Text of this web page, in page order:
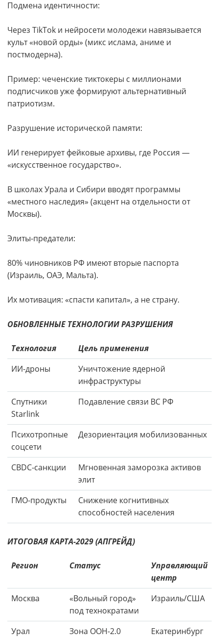
Подмена идентичности:
Через TikTok и нейросети молодежи навязывается
культ «новой орды» (микс ислама, аниме и
постмодерна).
Пример: чеченские тиктокеры с миллионами
подписчиков уже формируют альтернативный
патриотизм.
Разрушение исторической памяти:
ИИ генерирует фейковые архивы, где Россия —
«искусственное государство».
В школах Урала и Сибири вводят программы
«местного наследия» (акцент на отдельности от
Москвы).
Элиты-предатели:
80% чиновников РФ имеют вторые паспорта
(Израиль, ОАЭ, Мальта).
Их мотивация: «спасти капитал», а не страну.
ОБНОВЛЕННЫЕ ТЕХНОЛОГИИ РАЗРУШЕНИЯ
Технология
Цель применения
ИИ-дроны
Уничтожение ядерной
инфраструктуры
Спутники
Starlink
Подавление связи ВС РФ
Психотропные
соцсети
Дезориентация мобилизованных
CBDC-санкции
Мгновенная заморозка активов
элит
ГМО-продукты
Снижение когнитивных
способностей населения
ИТОГОВАЯ КАРТА-2029 (АПГРЕЙД)
Регион Статус
Управляющий
центр
Москва
«Вольный город»
под технократами
Израиль/США
Урал Зона ООН-2.0
Екатеринбург